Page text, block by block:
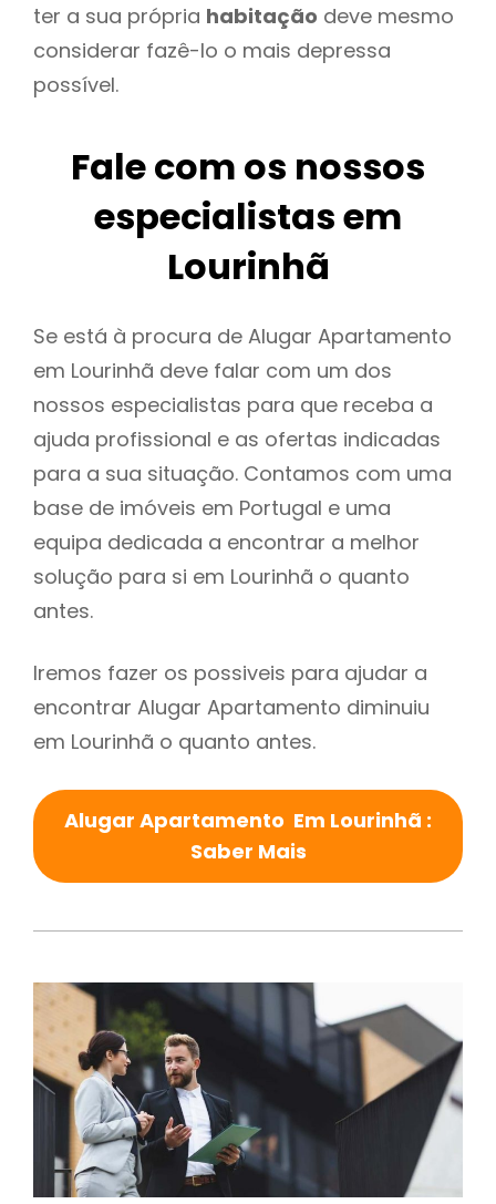
ter a sua própria habitação deve mesmo
considerar fazê-lo o mais depressa
possível.
Fale com os nossos
especialistas em
Lourinhã
Se está à procura de Alugar Apartamento
em Lourinhã deve falar com um dos
nossos especialistas para que receba a
ajuda profissional e as ofertas indicadas
para a sua situação. Contamos com uma
base de imóveis em Portugal e uma
equipa dedicada a encontrar a melhor
solução para si em Lourinhã o quanto
antes.
Iremos fazer os possiveis para ajudar a
encontrar Alugar Apartamento diminuiu
em Lourinhã o quanto antes.
Alugar Apartamento Em Lourinhã :
Saber Mais